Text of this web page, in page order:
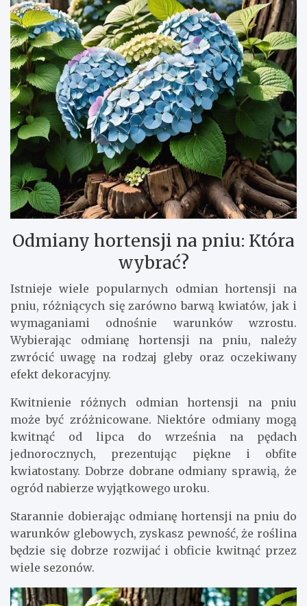
Odmiany hortensji na pniu: Która
wybrać?
Istnieje wiele popularnych odmian hortensji na
pniu, różniących się zarówno barwą kwiatów, jak i
wymaganiami odnośnie warunków wzrostu.
Wybierając odmianę hortensji na pniu, należy
zwrócić uwagę na rodzaj gleby oraz oczekiwany
efekt dekoracyjny.
Kwitnienie różnych odmian hortensji na pniu
może być zróżnicowane. Niektóre odmiany mogą
kwitnąć od lipca do września na pędach
jednorocznych, prezentując piękne i obfite
kwiatostany. Dobrze dobrane odmiany sprawią, że
ogród nabierze wyjątkowego uroku.
Starannie dobierając odmianę hortensji na pniu do
warunków glebowych, zyskasz pewność, że roślina
będzie się dobrze rozwijać i obficie kwitnąć przez
wiele sezonów.